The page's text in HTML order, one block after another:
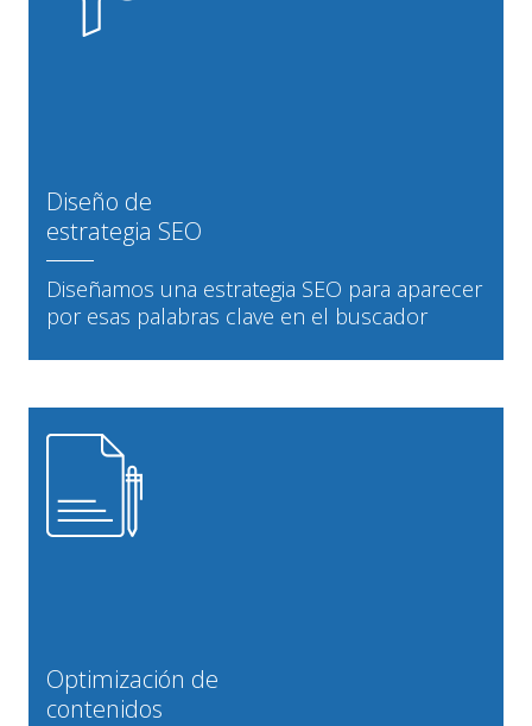
Diseño de
estrategia SEO
Diseñamos una estrategia SEO para aparecer
por esas palabras clave en el buscador
Optimización de
contenidos